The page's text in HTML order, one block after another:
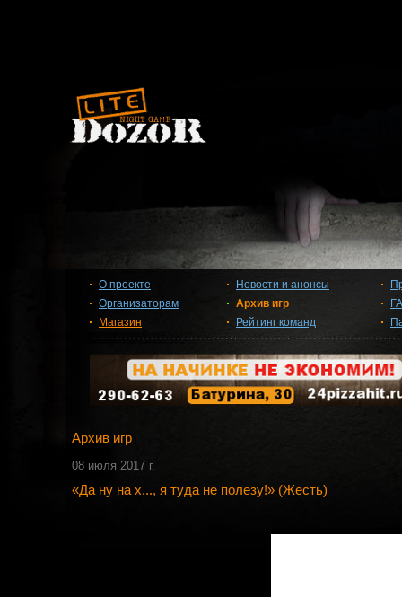
О проекте
Организаторам
Магазин
Новости и анонсы
Архив игр
Рейтинг команд
Архив игр
08 июля 2017 г.
«Да ну на х..., я туда не полезу!» (Жесть)